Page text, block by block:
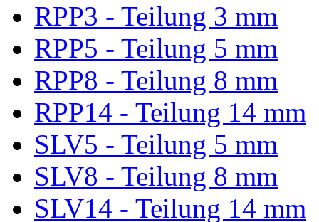
RPP3 - Teilung 3 mm
RPP5 - Teilung 5 mm
RPP8 - Teilung 8 mm
RPP14 - Teilung 14 mm
SLV5 - Teilung 5 mm
SLV8 - Teilung 8 mm
SLV14 - Teilung 14 mm